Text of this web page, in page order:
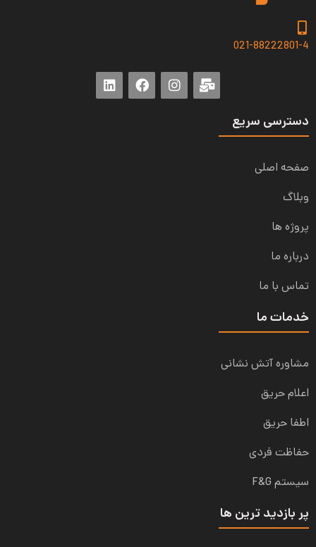
021-88222801-4
دسترسی سریع
صفحه اصلی
وبلاگ
پروژه ها
درباره ما
تماس با ما
خدمات ما
مشاوره آتش نشانی
اعلام حریق
اطفا حریق
حفاظت فردی
سیستم F&G
پر بازدید ترین ها